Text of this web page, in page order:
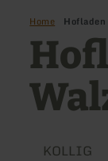
Home
KOLLIG